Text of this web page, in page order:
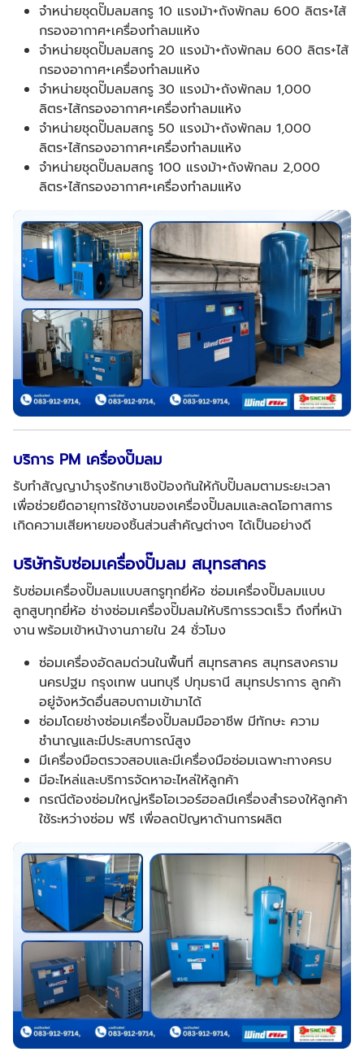
จำหน่ายชุดปั๊มลมสกรู 10 แรงม้า+ถังพักลม 600 ลิตร+ไส้
กรองอากาศ+เครื่องทำลมแห้ง
จำหน่ายชุดปั๊มลมสกรู 20 แรงม้า+ถังพักลม 600 ลิตร+ไส้
กรองอากาศ+เครื่องทำลมแห้ง
จำหน่ายชุดปั๊มลมสกรู 30 แรงม้า+ถังพักลม 1,000
ลิตร+ไส้กรองอากาศ+เครื่องทำลมแห้ง
จำหน่ายชุดปั๊มลมสกรู 50 แรงม้า+ถังพักลม 1,000
ลิตร+ไส้กรองอากาศ+เครื่องทำลมแห้ง
จำหน่ายชุดปั๊มลมสกรู 100 แรงม้า+ถังพักลม 2,000
ลิตร+ไส้กรองอากาศ+เครื่องทำลมแห้ง
บริการ PM เครื่องปั๊มลม
รับทำสัญญาบำรุงรักษาเชิงป้องกันให้กับปั๊มลมตามระยะเวลา
เพื่อช่วยยืดอายุการใช้งานของเครื่องปั๊มลมและลดโอกาสการ
เกิดความเสียหายของชิ้นส่วนสำคัญต่างๆ ได้เป็นอย่างดี
บริษัทรับซ่อมเครื่องปั๊มลม สมุทรสาคร
รับซ่อมเครื่องปั๊มลมแบบสกรูทุกยี่ห้อ ซ่อมเครื่องปั๊มลมแบบ
ลูกสูบทุกยี่ห้อ ช่างซ่อมเครื่องปั๊มลมให้บริการรวดเร็ว ถึงที่หน้า
งาน พร้อมเข้าหน้างานภายใน 24 ชั่วโมง
ซ่อมเครื่องอัดลมด่วนในพื้นที่ สมุทรสาคร สมุทรสงคราม
นครปฐม กรุงเทพ นนทบุรี ปทุมธานี สมุทรปราการ ลูกค้า
อยู่จังหวัดอื่นสอบถามเข้ามาได้
ซ่อมโดยช่างซ่อมเครื่องปั๊มลมมืออาชีพ มีทักษะ ความ
ชำนาญและมีประสบการณ์สูง
มีเครื่องมือตรวจสอบและมีเครื่องมือซ่อมเฉพาะทางครบ
มีอะไหล่และบริการจัดหาอะไหล่ให้ลูกค้า
กรณีต้องซ่อมใหญ่หรือโอเวอร์ฮอลมีเครื่องสำรองให้ลูกค้า
ใช้ระหว่างซ่อม ฟรี เพื่อลดปัญหาด้านการผลิต